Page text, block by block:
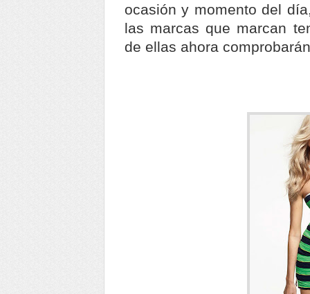
ocasión y momento del
las marcas que marcan
de ellas ahora